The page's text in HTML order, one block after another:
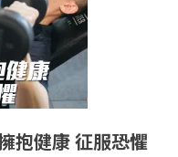
抱健康 征服恐懼